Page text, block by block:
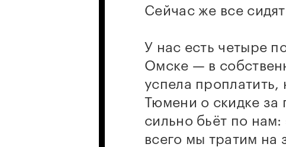
Сейчас же все
У нас есть четыре
Омске — в
успела проплатить,
Тюмени о скидке за
сильно бьёт по
всего мы тратим на